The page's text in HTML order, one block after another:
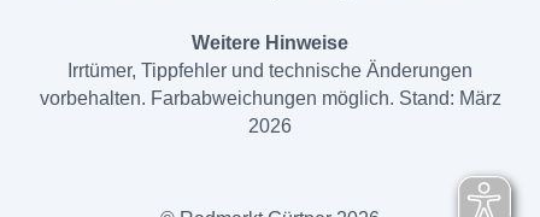
Weitere Hinweise
Irrtümer, Tippfehler und technische Änderungen
vorbehalten. Farbabweichungen möglich. Stand: März
2026